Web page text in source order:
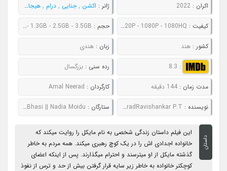
اکران :2022 ژانر : اکشن ,جنایی , درام , هیجان انگیز
کیفیت : 480P - 720P - 1080P - 1080HQ حجم : 934MB - 1.3GB - 2.5GB - 3.5GB
کشور :هند زبان : هندی
:
8.3 رده سنی : بزرگسال
مدت زمان :144 دقیقه کارگردان : Amal Neerad
نویسنده : R.J. Murugan - Amal NeeradRavishankar P.T. ستارگان : Mammootty || Soubin Shahir || Sreenath Bhasi || Nadia Moidu
داستان
این فیلم داستان زندگی شخصی به نام مایکل را روایت میکند که
خانواده اجدادی اش را در یک کوچ رهبری میکند. همه مردم به خاطر
گذشته مایکل از او میترسند و احترام میگذارند. پس از اینکه اعضای
کوچکتر خانواده به خاطر زیر سایه قرار گرفتن بیش از حد و ترس از نفوذ